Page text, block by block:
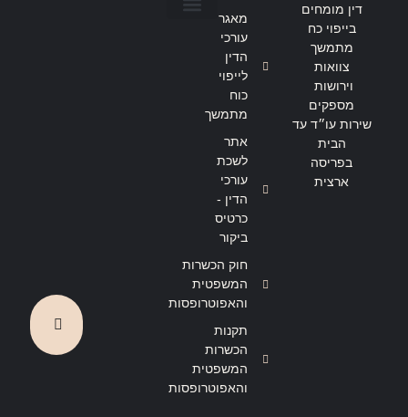
דין מומחים
בייפוי כח
מתמשך
צוואות
וירושות
מספקים
שירות עו״ד עד
הבית
בפריסה
ארצית
מאגר
עורכי
הדין
לייפוי
כוח
מתמשך
אתר
לשכת
עורכי
הדין -
כרטיס
ביקור
חוק הכשרות
המשפטית
והאפוטרופסות
תקנות
הכשרות
המשפטית
והאפוטרופסות